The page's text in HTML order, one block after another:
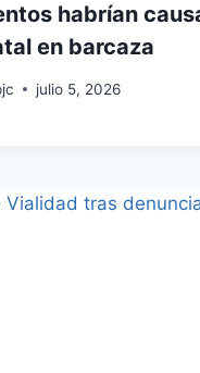
habrían
en barcaza
julio 5, 2026